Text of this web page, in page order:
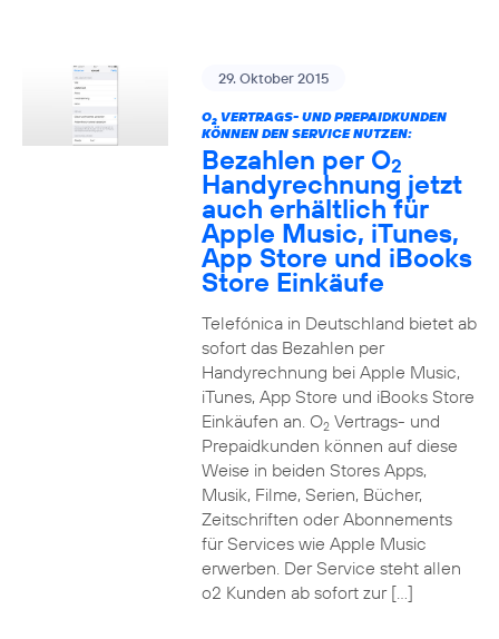
29. Oktober 2015
O2VERTRAGS- UND PREPAIDKUNDEN
KÖNNEN DEN SERVICE NUTZEN:
Bezahlen per O2
Handyrechnung jetzt
auch erhältlich für
Apple Music, iTunes,
App Store und iBooks
Store Einkäufe
Telefónica in Deutschland bietet ab
sofort das Bezahlen per
Handyrechnung bei Apple Music,
iTunes, App Store und iBooks Store
Einkäufen an. O2Vertrags- und
Prepaidkunden können auf diese
Weise in beiden Stores Apps,
Musik, Filme, Serien, Bücher,
Zeitschriften oder Abonnements
für Services wie Apple Music
erwerben. Der Service steht allen
o2 Kunden ab sofort zur […]